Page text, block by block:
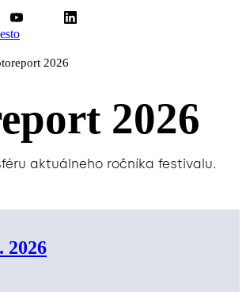
2026
2026
aktuálneho ročníka festivalu.
2026